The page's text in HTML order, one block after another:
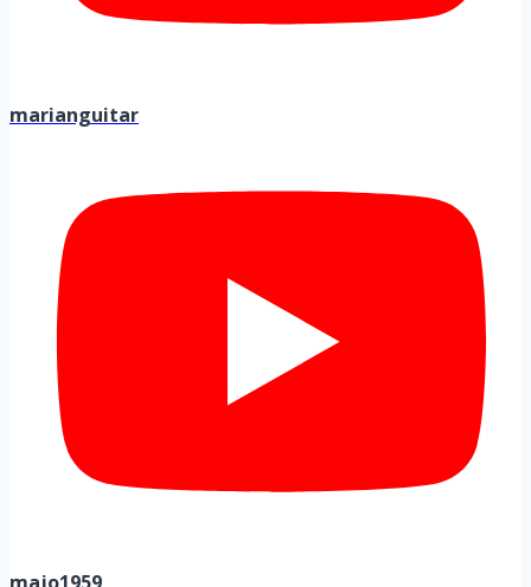
marianguitar